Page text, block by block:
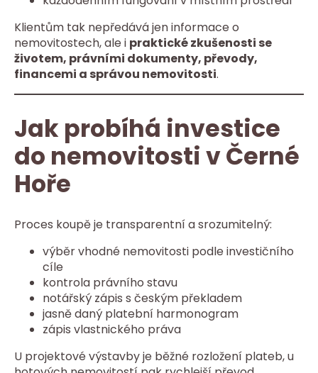
Klientům tak nepředává jen informace o
nemovitostech, ale i praktické zkušenosti se
životem, právními dokumenty, převody,
financemi a správou nemovitosti.
Jak probíhá investice
do nemovitosti v Černé
Hoře
Proces koupě je transparentní a srozumitelný:
výběr vhodné nemovitosti podle investičního
cíle
kontrola právního stavu
notářský zápis s českým překladem
jasně daný platební harmonogram
zápis vlastnického práva
U projektové výstavby je běžné rozložení plateb, u